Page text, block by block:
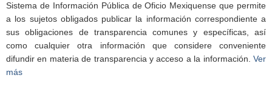
Sistema de Información Pública de Oficio Mexiquense que permite
a los sujetos obligados publicar la información correspondiente a
sus obligaciones de transparencia comunes y específicas, así
como cualquier otra información que considere conveniente
difundir en materia de transparencia y acceso a la información. Ver
más